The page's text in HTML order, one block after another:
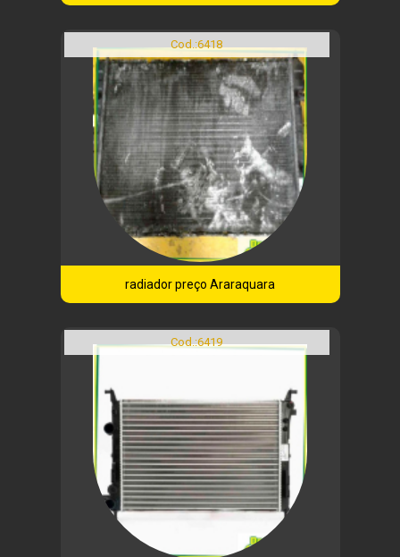
Cod.:6418
radiador preço Araraquara
Cod.:6419